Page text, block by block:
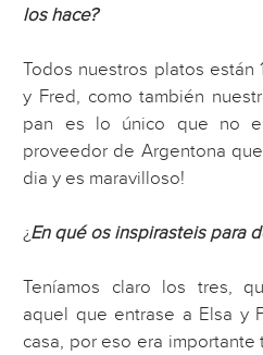
los hace?
Todos nuestros platos están
y Fred, como también
pan es lo único que no
proveedor de Argentona
dia y es maravilloso!
¿En qué os inspirasteis para
Teníamos claro los tres,
aquel que entrase a Elsa y
casa, por eso era importante